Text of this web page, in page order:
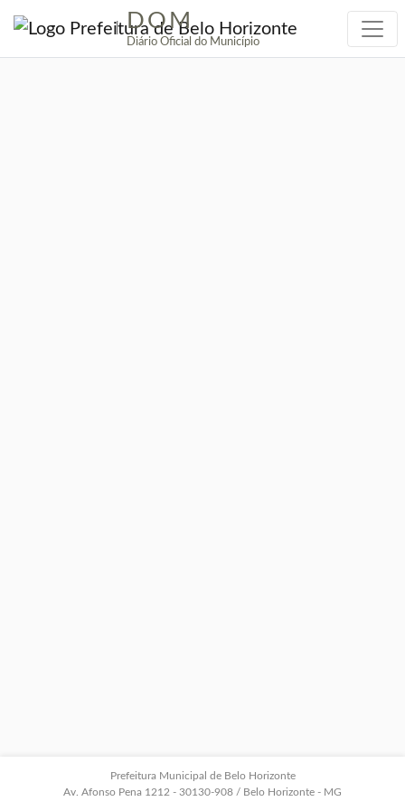
| DOM
Diário Oficial do Município
Prefeitura Municipal de Belo Horizonte
Av. Afonso Pena 1212 - 30130-908 / Belo Horizonte - MG